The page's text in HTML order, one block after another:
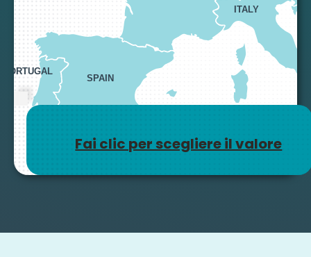
ITALY
PORTUGAL
SPAIN
Fai clic per scegliere il valore